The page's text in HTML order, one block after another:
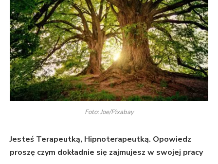
Foto: Joe/Pixabay
Jesteś Terapeutką, Hipnoterapeutką. Opowiedz
proszę czym dokładnie się zajmujesz w swojej pracy